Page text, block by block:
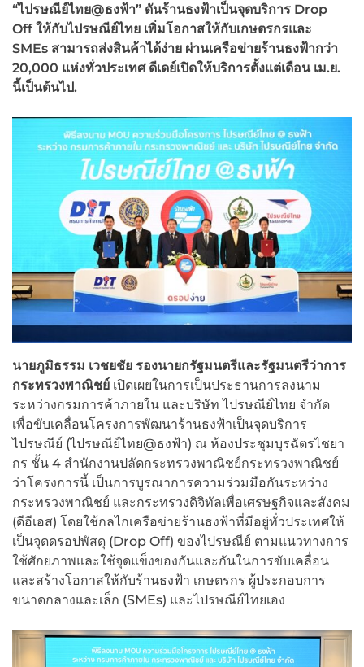
“ไปรษณีย์ไทย@ธงฟ้า” ดันร้านธงฟ้าเป็นจุดบริการ Drop
Offให้กับไปรษณีย์ไทย เพิ่มโอกาสให้กับเกษตรกรและ
SMEs สามารถส่งสินค้าได้ง่าย ผ่านเครือข่ายร้านธงฟ้ากว่า
20,000 แห่งทั่วประเทศ ดีเดย์เปิดให้บริการตั้งแต่เดือน เม.ย.
นี้เป็นต้นไป.
นายภูมิธรรม เวชยชัย รองนายกรัฐมนตรีและรัฐมนตรีว่าการ
กระทรวงพาณิชย์ เปิดเผยในการเป็นประธานการลงนาม
ระหว่างกรมการค้าภายใน และบริษัท ไปรษณีย์ไทย จำกัด
เพื่อขับเคลื่อนโครงการพัฒนาร้านธงฟ้าเป็นจุดบริการ
ไปรษณีย์ (ไปรษณีย์ไทย@ธงฟ้า) ณ ห้องประชุมบุรฉัตรไชยา
กร ชั้น 4 สำนักงานปลัดกระทรวงพาณิชย์กระทรวงพาณิชย์
ว่าโครงการนี้ เป็นการบูรณาการความร่วมมือกันระหว่าง
กระทรวงพาณิชย์ และกระทรวงดิจิทัลเพื่อเศรษฐกิจและสังคม
(ดีอีเอส) โดยใช้กลไกเครือข่ายร้านธงฟ้าที่มีอยู่ทั่วประเทศให้
เป็นจุดดรอปพัสดุ (Drop Off) ของไปรษณีย์ ตามแนวทางการ
ใช้ศักยภาพและใช้จุดแข็งของกันและกันในการขับเคลื่อน
และสร้างโอกาสให้กับร้านธงฟ้า เกษตรกร ผู้ประกอบการ
ขนาดกลางและเล็ก (SMEs) และไปรษณีย์ไทยเอง